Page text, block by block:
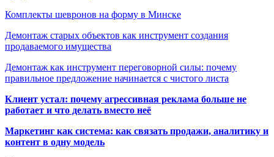
Комплекты шевронов на форму в Минске
Демонтаж старых объектов как инструмент создания
продаваемого имущества
Демонтаж как инструмент переговорной силы: почему
правильное предложение начинается с чистого листа
Клиент устал: почему агрессивная реклама больше не
работает и что делать вместо неё
Маркетинг как система: как связать продажи, аналитику и
контент в одну модель